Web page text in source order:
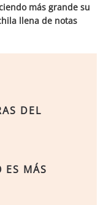
más grande su
llena de notas
DEL
ES MÁS